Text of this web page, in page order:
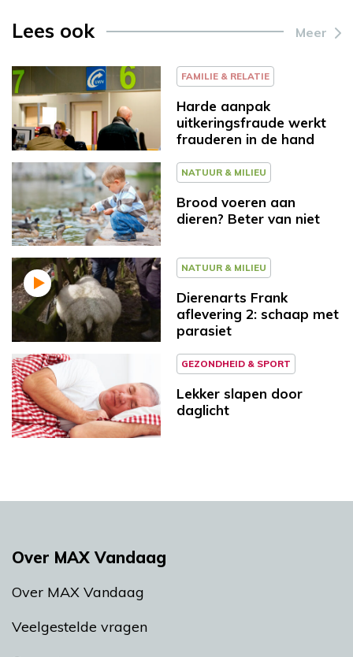
Lees ook Meer
FAMILIE & RELATIE
Harde aanpak
uitkeringsfraude werkt
frauderen in de hand
NATUUR & MILIEU
Brood voeren aan
dieren? Beter van niet
NATUUR & MILIEU
Dierenarts Frank
aflevering 2: schaap met
parasiet
GEZONDHEID & SPORT
Lekker slapen door
daglicht
Over MAX Vandaag
Over MAX Vandaag
Veelgestelde vragen